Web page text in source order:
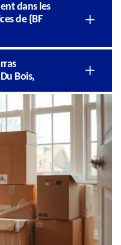
dans les
de {BF
Bois,